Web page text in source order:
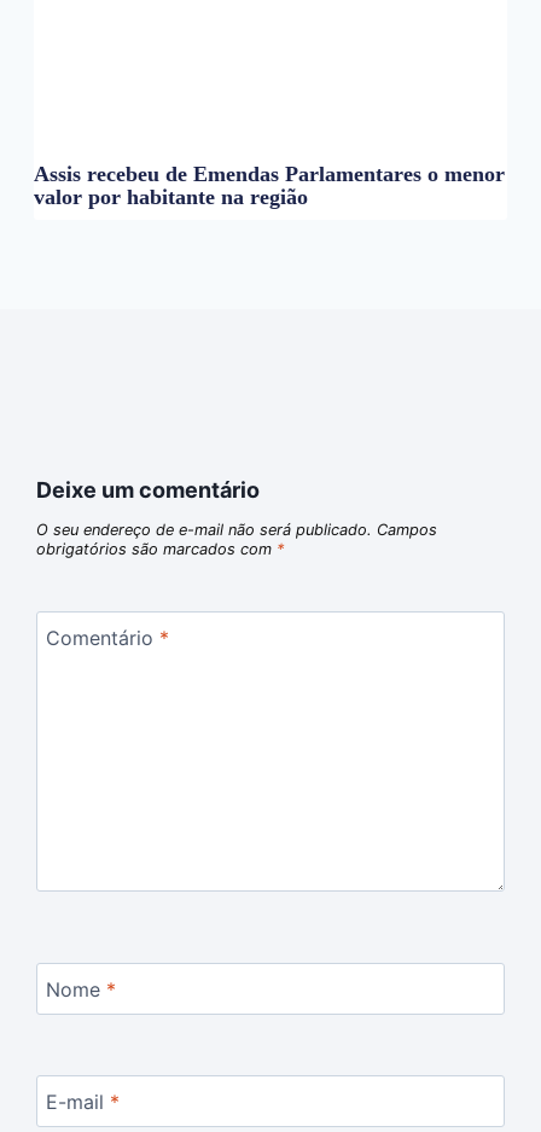
Assis recebeu de Emendas Parlamentares o menor
valor por habitante na região
Deixe um comentário
O seu endereço de e-mail não será publicado. Campos
obrigatórios são marcados com *
Comentário *
Nome *
E-mail *